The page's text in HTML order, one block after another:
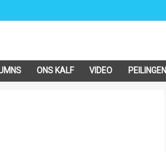
ONS KALF VIDEO PEILINGEN